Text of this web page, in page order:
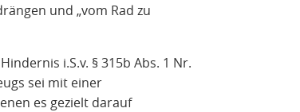
und „vom Rad zu
i.S.v. § 315b Abs. 1 Nr.
sei mit einer
es gezielt darauf